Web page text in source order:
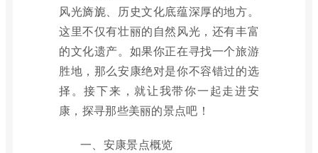
风光旖旎、历史文化底蕴深厚的地方。
这里不仅有壮丽的自然风光，还有丰富
的文化遗产。如果你正在寻找一个旅游
胜地，那么安康绝对是你不容错过的选
择。接下来，就让我带你一起走进安
康，探寻那些美丽的景点吧！
一、安康景点概览